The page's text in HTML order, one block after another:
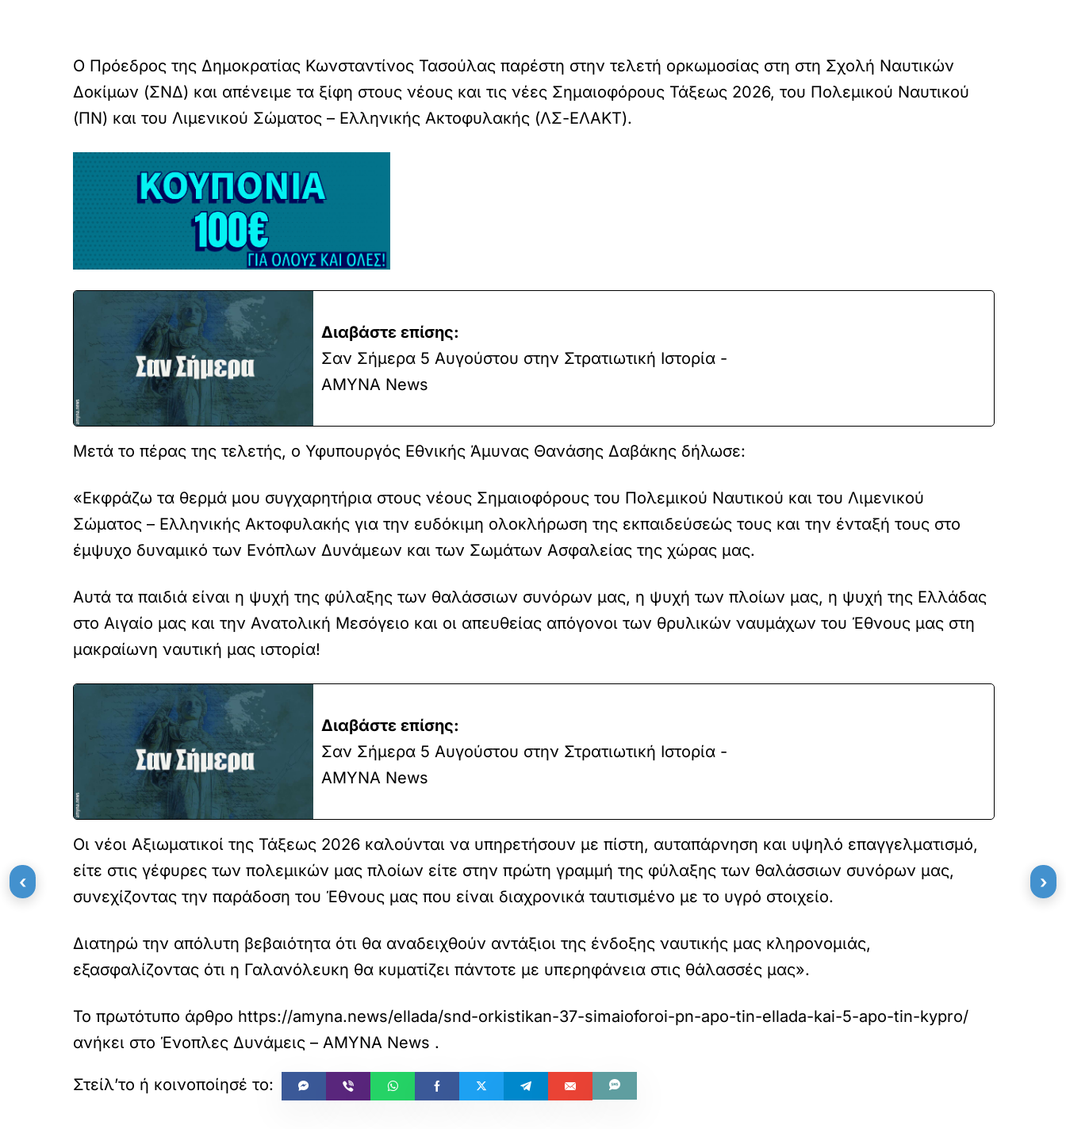
Ο Πρόεδρος της Δημοκρατίας Κωνσταντίνος Τασούλας παρέστη στην τελετή ορκωμοσίας στη στη Σχολή Ναυτικών
Δοκίμων (ΣΝΔ) και απένειμε τα ξίφη στους νέους και τις νέες Σημαιοφόρους Τάξεως 2026, του Πολεμικού Ναυτικού
(ΠΝ) και του Λιμενικού Σώματος – Ελληνικής Ακτοφυλακής (ΛΣ-ΕΛΑΚΤ).
Διαβάστε επίσης:
Σαν Σήμερα 5 Αυγούστου στην Στρατιωτική Ιστορία -
ΑΜΥΝΑ News
Μετά το πέρας της τελετής, ο Υφυπουργός Εθνικής Άμυνας Θανάσης Δαβάκης δήλωσε:
«Εκφράζω τα θερμά μου συγχαρητήρια στους νέους Σημαιοφόρους του Πολεμικού Ναυτικού και του Λιμενικού
Σώματος – Ελληνικής Ακτοφυλακής για την ευδόκιμη ολοκλήρωση της εκπαιδεύσεώς τους και την ένταξή τους στο
έμψυχο δυναμικό των Ενόπλων Δυνάμεων και των Σωμάτων Ασφαλείας της χώρας μας.
Αυτά τα παιδιά είναι η ψυχή της φύλαξης των θαλάσσιων συνόρων μας, η ψυχή των πλοίων μας, η ψυχή της Ελλάδας
στο Αιγαίο μας και την Ανατολική Μεσόγειο και οι απευθείας απόγονοι των θρυλικών ναυμάχων του Έθνους μας στη
μακραίωνη ναυτική μας ιστορία!
Διαβάστε επίσης:
Σαν Σήμερα 5 Αυγούστου στην Στρατιωτική Ιστορία -
ΑΜΥΝΑ News
Οι νέοι Αξιωματικοί της Τάξεως 2026 καλούνται να υπηρετήσουν με πίστη, αυταπάρνηση και υψηλό επαγγελματισμό,
είτε στις γέφυρες των πολεμικών μας πλοίων είτε στην πρώτη γραμμή της φύλαξης των θαλάσσιων συνόρων μας,
συνεχίζοντας την παράδοση του Έθνους μας που είναι διαχρονικά ταυτισμένο με το υγρό στοιχείο.
Διατηρώ την απόλυτη βεβαιότητα ότι θα αναδειχθούν αντάξιοι της ένδοξης ναυτικής μας κληρονομιάς,
εξασφαλίζοντας ότι η Γαλανόλευκη θα κυματίζει πάντοτε με υπερηφάνεια στις θάλασσές μας».
Το πρωτότυπο άρθρο https://amyna.news/ellada/snd-orkistikan-37-simaioforoi-pn-apo-tin-ellada-kai-5-apo-tin-kypro/
ανήκει στο Ένοπλες Δυνάμεις – ΑΜΥΝΑ News .
‹ ›